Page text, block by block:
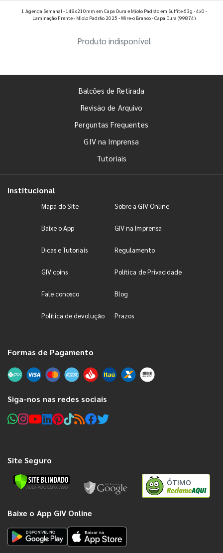
1 Agenda Semanal - 148x210mm em Capa Dura e Miolo Padrão em Sulfite 63g - 4x0 -
Laminação Frente - Miolo Padrão 2025 - Wire-o Branco - Capa Dura (99874)
Produto indisponível
Balcões de Retirada
Revisão de Arquivo
Perguntas Frequentes
GIV na Imprensa
Tutoriais
Institucional
Mapa do Site Sobre a GIV Online
Baixe o App GIV na Imprensa
Dicas e Tutoriais Regulamento
GIV coins Política de Privacidade
Fale conosco Blog
Política de devolução Prazos
Formas de Pagamento
Siga-nos nas redes sociais
Site Seguro
ÓTIMO
Baixe o App GIV Online